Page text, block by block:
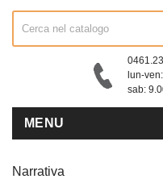
lun-
sab:
MENU
Narrativa